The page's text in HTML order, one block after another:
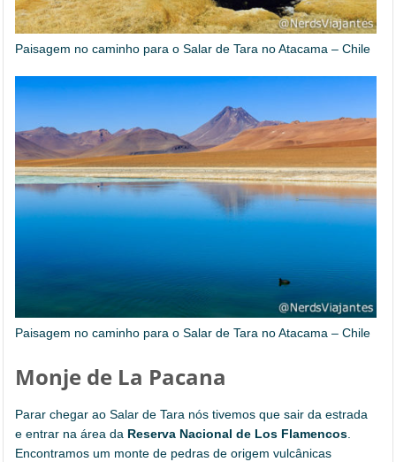
Paisagem no caminho para o Salar de Tara no Atacama – Chile
Paisagem no caminho para o Salar de Tara no Atacama – Chile
Monje de La Pacana
Parar chegar ao Salar de Tara nós tivemos que sair da estrada
e entrar na área da Reserva Nacional de Los Flamencos
Encontramos um monte de pedras de origem vulcânicas